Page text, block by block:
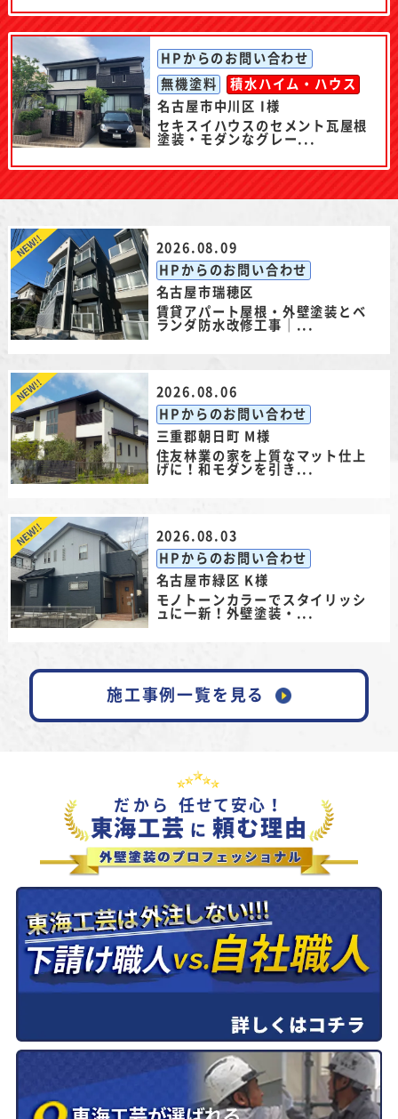
HPからのお問い合わせ
無機塗料
積水ハイム・ハウス
名古屋市中川区 I様
セキスイハウスのセメント瓦屋根
塗装・モダンなグレー...
2026.08.09
HPからのお問い合わせ
名古屋市瑞穂区
賃貸アパート屋根・外壁塗装とベ
ランダ防水改修工事｜...
2026.08.06
HPからのお問い合わせ
三重郡朝日町 M様
住友林業の家を上質なマット仕上
げに！和モダンを引き...
2026.08.03
HPからのお問い合わせ
名古屋市緑区 K様
モノトーンカラーでスタイリッシ
ュに一新！外壁塗装・...
施工事例一覧を見る
だから 任せて安心！
東海工芸 に 頼む理由